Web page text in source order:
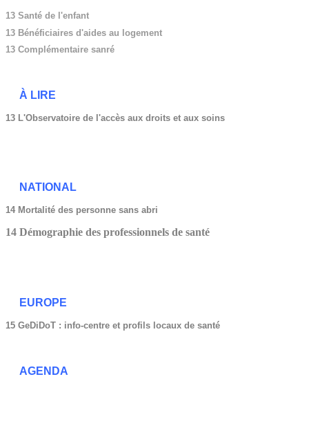
13 Santé de l'enfant
13 Bénéficiaires d'aides au logement
13 Complémentaire sanré
À LIRE
13 L'Observatoire de l'accès aux droits et aux soins
NATIONAL
14 Mortalité des personne sans abri
14 Démographie des professionnels de santé
EUROPE
15 GeDiDoT : info-centre et profils locaux de santé
AGENDA